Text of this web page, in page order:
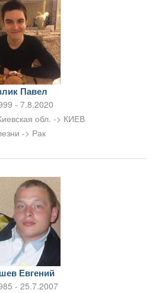
Павел
- 7.8.2020
обл. -> КИЕВ
-> Рак
Евгений
- 25.7.2007